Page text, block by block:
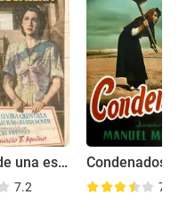
Historia de una escalera
7.2 7.1